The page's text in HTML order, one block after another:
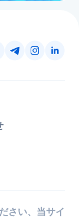
さい、当サイ